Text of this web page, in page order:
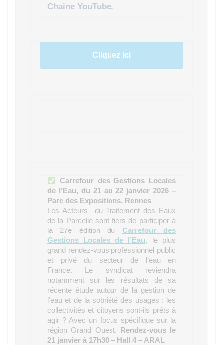
Chaine YouTube.
Cliquez ici
Carrefour des Gestions Locales
de l’Eau, du 21 au 22 janvier 2026 –
Parc des Expositions, Rennes
Les Acteurs du Traitement des Eaux
de la Parcelle sont fiers de participer à
la 27e édition du Carrefour des
Gestions Locales de l’Eau, le plus
grand rendez-vous professionnel public
et privé du secteur de l’eau en
France. Le syndicat reviendra
notamment sur les résultats de sa
récente étude autour de la gestion de
l’eau et de la sobriété des usages : les
collectivités et citoyens sont-ils prêts à
agir ? Avec un focus spécifique sur la
région Grand Ouest. Rendez-vous le
21 janvier à 17h30 – Hall 4 – ARAL